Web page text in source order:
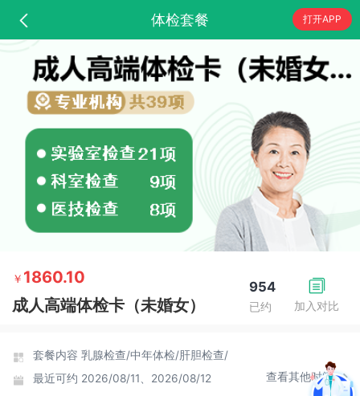
体检套餐 打开APP
加入对比
954
已约
￥ 1860.10
成人高端体检卡（未婚女）
套餐内容 乳腺检查/中年体检/肝胆检查/
最近可约 2026/08/11、2026/08/12 查看其他时间